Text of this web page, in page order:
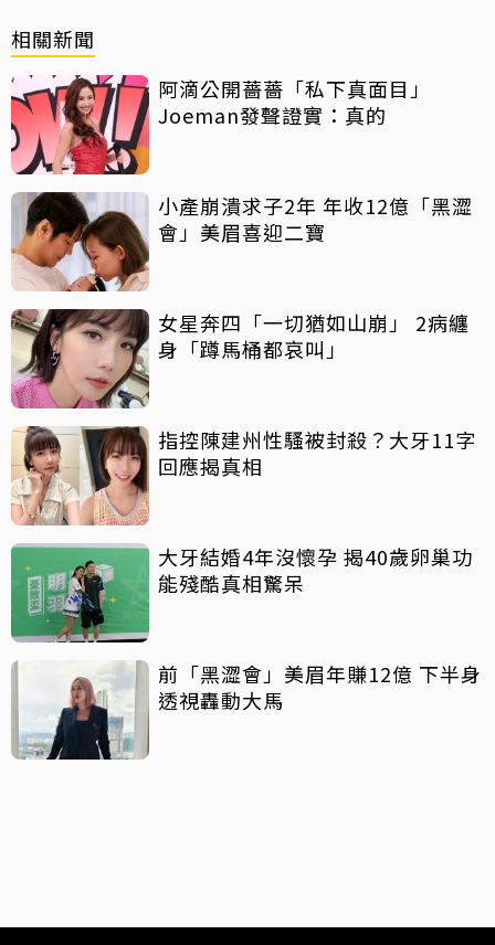
相關新聞
阿滴公開薔薔「私下真面目」
Joeman發聲證實：真的
小產崩潰求子2年 年收12億「黑澀
會」美眉喜迎二寶
女星奔四「一切猶如山崩」 2病纏
身「蹲馬桶都哀叫」
指控陳建州性騷被封殺？大牙11字
回應揭真相
大牙結婚4年沒懷孕 揭40歲卵巢功
能殘酷真相驚呆
前「黑澀會」美眉年賺12億 下半身
透視轟動大馬